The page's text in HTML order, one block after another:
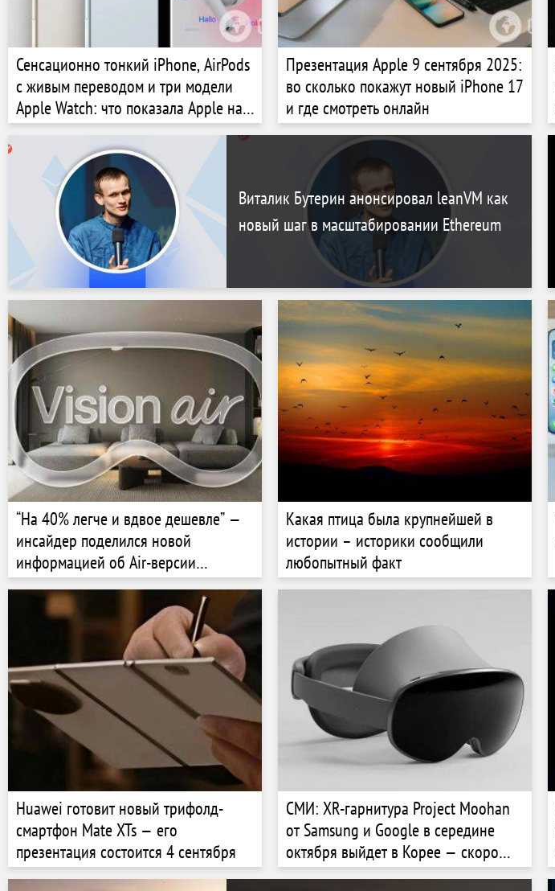
Сенсационно тонкий iPhone, AirPods
с живым переводом и три модели
Apple Watch: что показала Apple на
презентации. Все детали, фото и
Презентация Apple 9 сентября 2025:
во сколько покажут новый iPhone 17
и где смотреть онлайн
Виталик Бутерин анонсировал leanVM как
новый шаг в масштабировании Ethereum
“На 40% легче и вдвое дешевле” —
инсайдер поделился новой
информацией об Air-версии
гарнитуры Apple Vision Pro
Какая птица была крупнейшей в
истории – историки сообщили
любопытный факт
Huawei готовит новый трифолд-
смартфон Mate XTs — его
презентация состоится 4 сентября
СМИ: XR-гарнитура Project Moohan
от Samsung и Google в середине
октября выйдет в Корее — скоро
состоится масштабная презентация